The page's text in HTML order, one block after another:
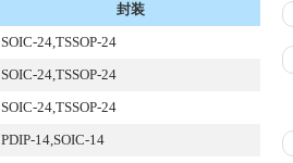
封装
SOIC-24,TSSOP-24
SOIC-24,TSSOP-24
SOIC-24,TSSOP-24
PDIP-14,SOIC-14